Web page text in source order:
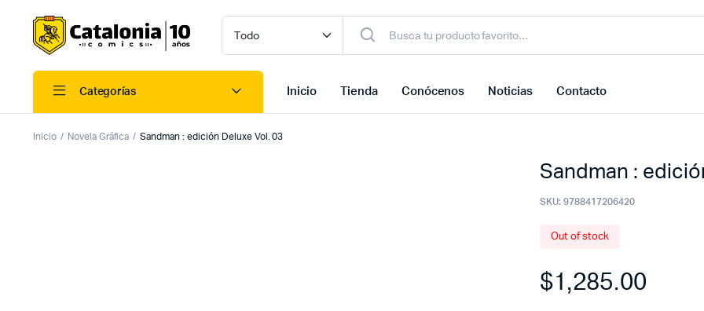
Categorías Inicio Tienda Conócenos Noticias Contacto
Inicio Novela Gráfica Sandman : edición Deluxe Vol. 03
Sandman :
SKU: 9788417206420
Out of stock
$1,285.00